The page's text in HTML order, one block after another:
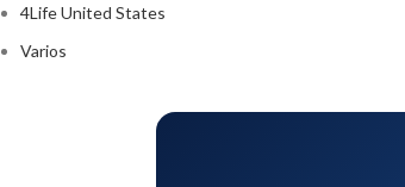
4Life United States
Varios